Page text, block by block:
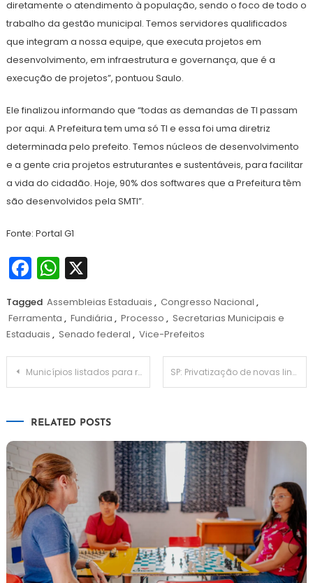
diretamente o atendimento à população, sendo o foco de todo o
trabalho da gestão municipal. Temos servidores qualificados
que integram a nossa equipe, que executa projetos em
desenvolvimento, em infraestrutura e governança, que é a
execução de projetos”, pontuou Saulo.
Ele finalizou informando que “todas as demandas de TI passam
por aqui. A Prefeitura tem uma só TI e essa foi uma diretriz
determinada pelo prefeito. Temos núcleos de desenvolvimento
e a gente cria projetos estruturantes e sustentáveis, para facilitar
a vida do cidadão. Hoje, 90% dos softwares que a Prefeitura têm
são desenvolvidos pela SMTI”.
Fonte: Portal G1
Facebook
WhatsApp
X
Tagged Assembleias Estaduais , Congresso Nacional ,
Ferramenta , Fundiária , Processo , Secretarias Municipais e
Estaduais , Senado federal , Vice-Prefeitos
Navegação
Municípios listados para receber 300 creches precisam fazer adesão até 19 de junho SP: Privatização de novas linhas de trens procede
RELATED POSTS